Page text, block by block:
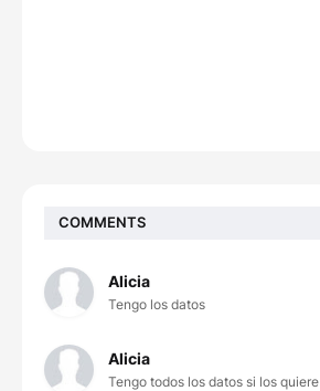
COMMENTS
Alicia
Tengo los datos
Alicia
Tengo todos los datos si los quiere